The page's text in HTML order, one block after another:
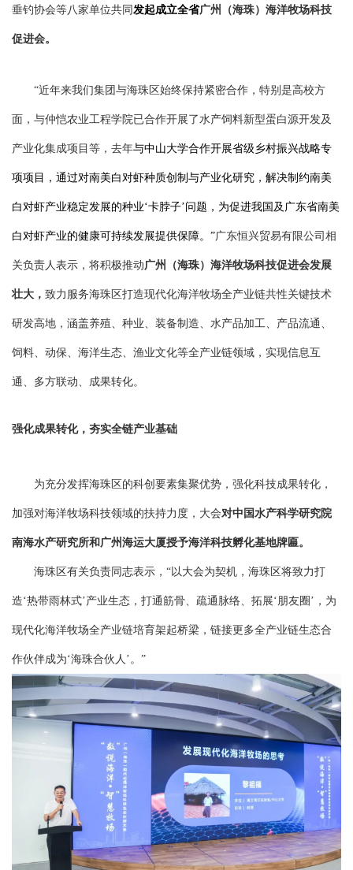
垂钓协会等八家单位共同 发起成立全省广州（海珠）海洋牧场科技
促进会。
“近年来我们集团与海珠区始终保持紧密合作，特别是高校方
面，与仲恺农业工程学院已合作开展了水产饲料新型蛋白源开发及
产业化集成项目等，去年与中山大学合作开展省级乡村振兴战略专
项项目，通过对南美白对虾种质创制与产业化研究，解决制约南美
白对虾产业稳定发展的种业‘卡脖子’问题，为促进我国及广东省南美
白对虾产业的健康可持续发展提供保障。”广东恒兴贸易有限公司相
关负责人表示，将积极推动广州（海珠）海洋牧场科技促进会发展
壮大， 致力服务海珠区打造现代化海洋牧场全产业链共性关键技术
研发高地，涵盖养殖、种业、装备制造、水产品加工、产品流通、
饲料、动保、海洋生态、渔业文化等全产业链领域，实现信息互
通、多方联动、成果转化。
强化成果转化，夯实全链产业基础
为充分发挥海珠区的科创要素集聚优势，强化科技成果转化，
加强对海洋牧场科技领域的扶持力度，大会对中国水产科学研究院
南海水产研究所和广州海运大厦授予海洋科技孵化基地牌匾。
海珠区有关负责同志表示，“以大会为契机，海珠区将致力打
造‘热带雨林式’产业生态，打通筋骨、疏通脉络、拓展‘朋友圈’，为
现代化海洋牧场全产业链培育架起桥梁，链接更多全产业链生态合
作伙伴成为‘海珠合伙人’。”